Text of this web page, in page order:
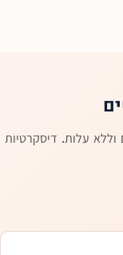
עלות. דיסקרטיות